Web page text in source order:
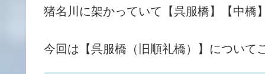
猪名川に架かっていて【呉服橋】【中橋
今回は【呉服橋（旧順礼橋）】について